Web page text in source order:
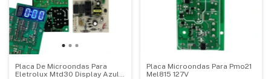
Placa De Microondas Para
Eletrolux Mtd30 Display Azul
Placa Microondas Para Pmo21
Mel815 127V